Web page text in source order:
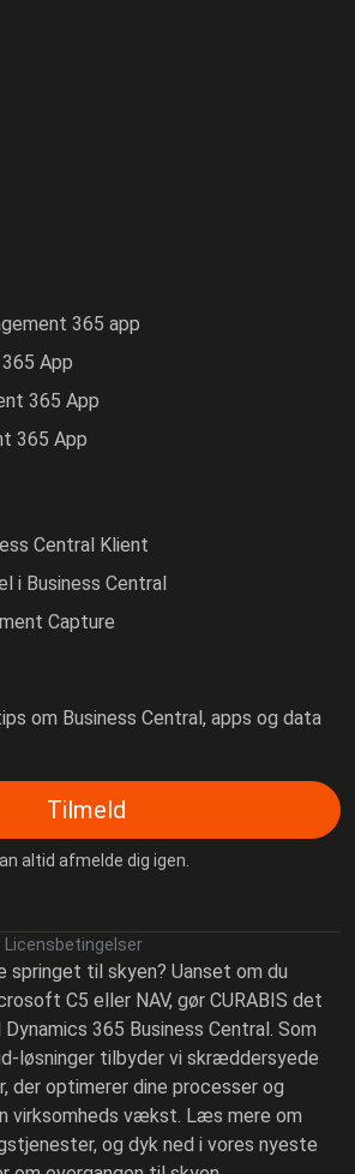
365 app
App
365 App
365 App
Central Klient
i Business Central
Capture
om Business Central, apps og data
Tilmeld
altid afmelde dig igen.
Licensbetingelser
springet til skyen? Uanset om du
C5 eller NAV, gør CURABIS det
365 Business Central. Som
løsninger tilbyder vi skræddersyede
der optimerer dine processer og
virksomheds vækst. Læs mere om
og dyk ned i vores nyeste